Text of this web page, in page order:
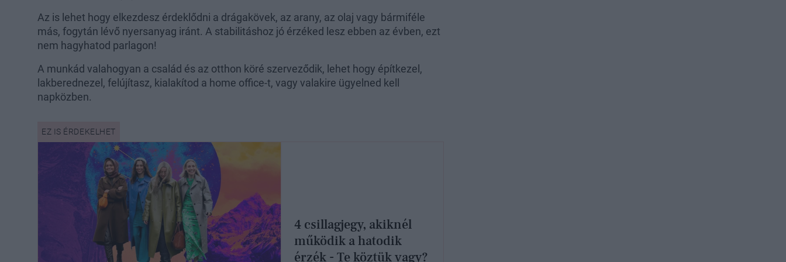
Az is lehet hogy elkezdesz érdeklődni a drágakövek, az arany, az olaj vagy bármiféle
más, fogytán lévő nyersanyag iránt. A stabilitáshoz jó érzéked lesz ebben az évben, ezt
nem hagyhatod parlagon!
A munkád valahogyan a család és az otthon köré szerveződik, lehet hogy építkezel,
lakberednezel, felújítasz, kialakítod a home office-t, vagy valakire ügyelned kell
napközben.
4 csillagjegy, akiknél
működik a hatodik
érzék - Te köztük vagy?